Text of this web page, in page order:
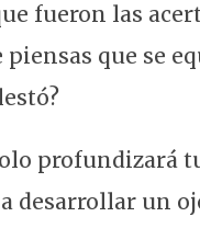
fueron las
que se
profundizará
desarrollar un